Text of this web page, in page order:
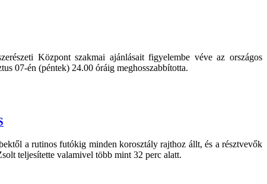
Központ szakmai ajánlásait figyelembe véve az országos
07-én (péntek) 24.00 óráig meghosszabbította.
a rutinos futókig minden korosztály rajthoz állt, és a résztvevők
teljesítette valamivel több mint 32 perc alatt.